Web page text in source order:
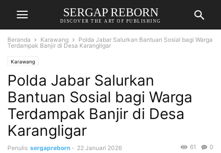
SERGAP REBORN
DISCOVER THE ART OF PUBLISHING
Beranda Karawang
Polda Jabar Salurkan Bantuan Sosial bagi Warga
Terdampak Banjir di Desa Karangligar
Karawang
Polda Jabar Salurkan
Bantuan Sosial bagi Warga
Terdampak Banjir di Desa
Karangligar
Penulis sergapreborn - 22 Januari 2026 0
61